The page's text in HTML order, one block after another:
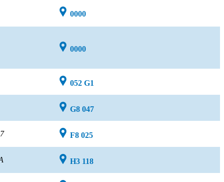
0000
0000
052 G1
G8 047
F8 025
H3 118